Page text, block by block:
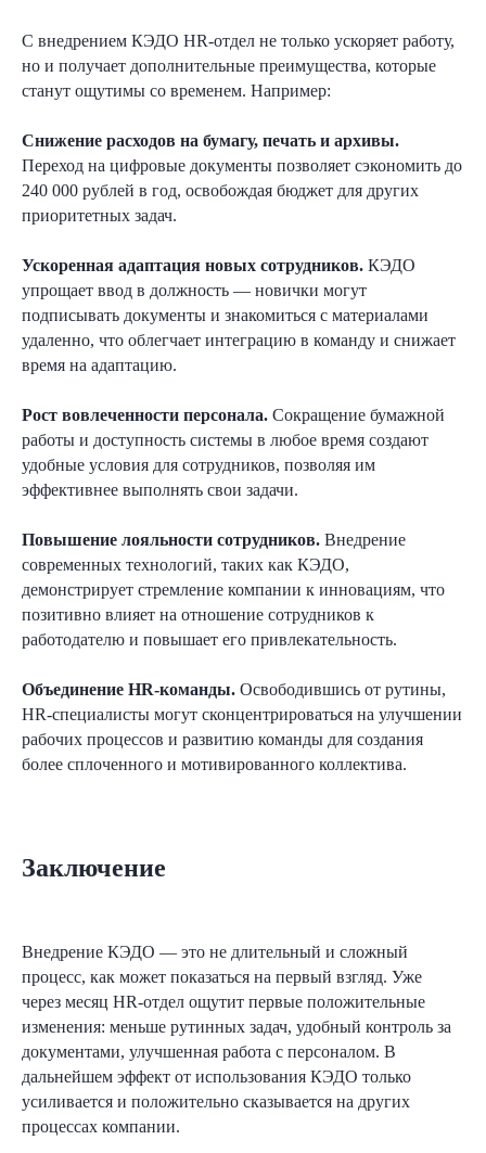
С внедрением КЭДО HR-отдел не только ускоряет работу,
но и получает дополнительные преимущества, которые
станут ощутимы со временем. Например:
Снижение расходов на бумагу, печать и архивы.
Переход на цифровые документы позволяет сэкономить до
240 000 рублей в год, освобождая бюджет для других
приоритетных задач.
Ускоренная адаптация новых сотрудников. КЭДО
упрощает ввод в должность — новички могут
подписывать документы и знакомиться с материалами
удаленно, что облегчает интеграцию в команду и снижает
время на адаптацию.
Рост вовлеченности персонала. Сокращение бумажной
работы и доступность системы в любое время создают
удобные условия для сотрудников, позволяя им
эффективнее выполнять свои задачи.
Повышение лояльности сотрудников. Внедрение
современных технологий, таких как КЭДО,
демонстрирует стремление компании к инновациям, что
позитивно влияет на отношение сотрудников к
работодателю и повышает его привлекательность.
Объединение HR-команды. Освободившись от рутины,
HR-специалисты могут сконцентрироваться на улучшении
рабочих процессов и развитию команды для создания
более сплоченного и мотивированного коллектива.
Заключение
Внедрение КЭДО — это не длительный и сложный
процесс, как может показаться на первый взгляд. Уже
через месяц HR-отдел ощутит первые положительные
изменения: меньше рутинных задач, удобный контроль за
документами, улучшенная работа с персоналом. В
дальнейшем эффект от использования КЭДО только
усиливается и положительно сказывается на других
процессах компании.
г. Москва, ИЦ Сколково, Большой бульвар, д.
42, стр. 1, эт. 0, пом. 264, рм 4
Зарегистрированы в реестрах:
Компания-резидент:
2026 ООО «Акоммерс»
Интеллектуальная собственность
Пользовательское соглашение
Правовая информация
hello@nopaper.ru
База знаний